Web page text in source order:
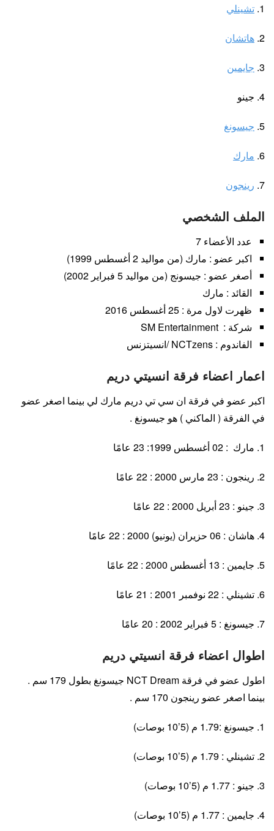
1. تشينلي
2. هاتشان
3. جايمين
4. جينو
5. جيسونغ
6. مارك
7. رينجون
الملف الشخصي
عدد الأعضاء 7
اكبر عضو : مارك (من مواليد 2 أغسطس 1999)
أصغر عضو : جيسونج (من مواليد 5 فبراير 2002)
القائد : مارك
ظهرت لاول مرة : 25 أغسطس 2016
شركة : SM Entertainment
الفاندوم : NCTzens /انسيتزنس
اعمار اعضاء فرقة انسيتي دريم
اكبر عضو في فرقة ان سي تي دريم مارك لي بينما اصغر عضو
في الفرقة ( الماكني ) هو جيسونغ .
1. مارك : 02 أغسطس 1999: 23 عامًا
2. رينجون : 23 مارس 2000 : 22 عامًا
3. جينو : 23 أبريل 2000 : 22 عامًا
4. هاشان : 06 حزيران (يونيو) 2000 : 22 عامًا
5. جايمين : 13 أغسطس 2000 : 22 عامًا
6. تشينلي : 22 نوفمبر 2001 : 21 عامًا
7. جيسونغ : 5 فبراير 2002 : 20 عامًا
اطوال اعضاء فرقة انسيتي دريم
اطول عضو في فرقة NCT Dream جيسونغ بطول 179 سم .
بينما اصغر عضو رينجون 170 سم .
1. جيسونغ :1.79 م (5’10 بوصات)
2. تشينلي : 1.79 م (5’10 بوصات)
3. جينو : 1.77 م (5’10 بوصات)
4. جايمين : 1.77 م (5’10 بوصات)